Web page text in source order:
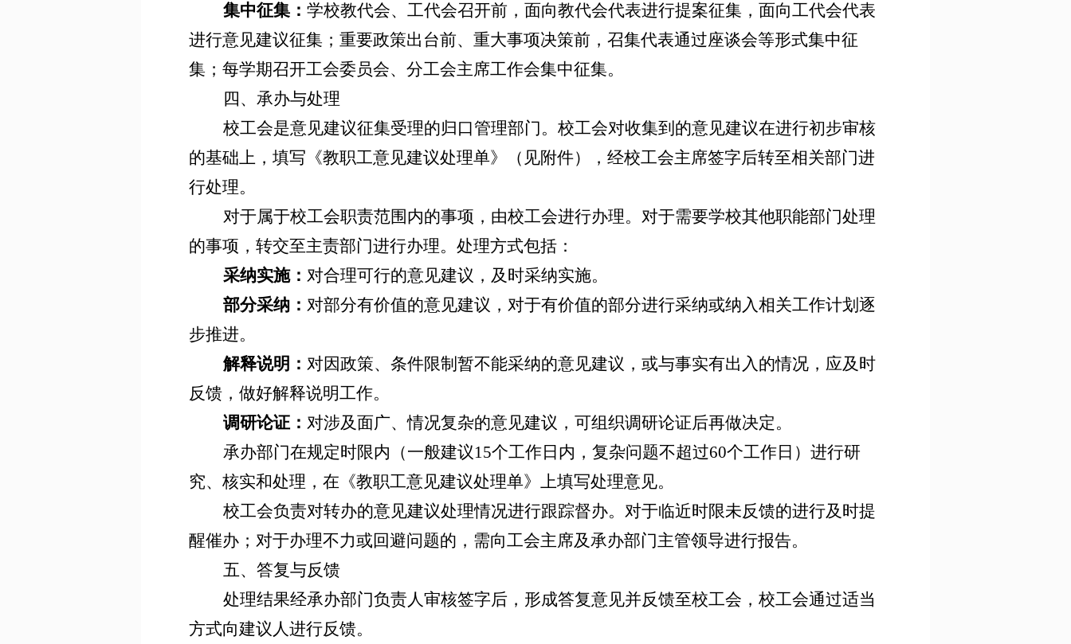
集中征集： 学校教代会、工代会召开前，面向教代会代表进行提案征集，面向工代会代表
进行意见建议征集；重要政策出台前、重大事项决策前，召集代表通过座谈会等形式集中征
集；每学期召开工会委员会、分工会主席工作会集中征集。
四、承办与处理
校工会是意见建议征集受理的归口管理部门。校工会对收集到的意见建议在进行初步审核
的基础上，填写《教职工意见建议处理单》（见附件），经校工会主席签字后转至相关部门进
行处理。
对于属于校工会职责范围内的事项，由校工会进行办理。对于需要学校其他职能部门处理
的事项，转交至主责部门进行办理。处理方式包括：
采纳实施： 对合理可行的意见建议，及时采纳实施。
部分采纳： 对部分有价值的意见建议，对于有价值的部分进行采纳或纳入相关工作计划逐
步推进。
解释说明： 对因政策、条件限制暂不能采纳的意见建议，或与事实有出入的情况，应及时
反馈，做好解释说明工作。
调研论证： 对涉及面广、情况复杂的意见建议，可组织调研论证后再做决定。
承办部门在规定时限内（一般建议15个工作日内，复杂问题不超过60个工作日）进行研
究、核实和处理，在《教职工意见建议处理单》上填写处理意见。
校工会负责对转办的意见建议处理情况进行跟踪督办。对于临近时限未反馈的进行及时提
醒催办；对于办理不力或回避问题的，需向工会主席及承办部门主管领导进行报告。
五、答复与反馈
处理结果经承办部门负责人审核签字后，形成答复意见并反馈至校工会，校工会通过适当
方式向建议人进行反馈。